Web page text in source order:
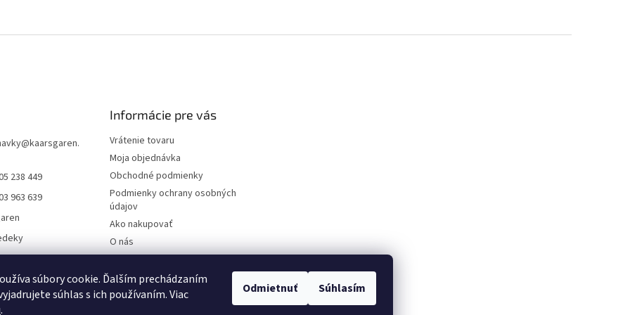
súbory cookie. Ďalším prechádzaním
súhlas s ich používaním. Viac
.
Odmietnuť Súhlasím
@kaarsgaren.
238 449
963 639
Textile
Informácie pre vás
Vrátenie tovaru
Moja objednávka
Obchodné podmienky
Podmienky ochrany osobných
údajov
Ako nakupovať
O nás
Doklady k stiahnutiu
Čo dať do kočíka v zime?